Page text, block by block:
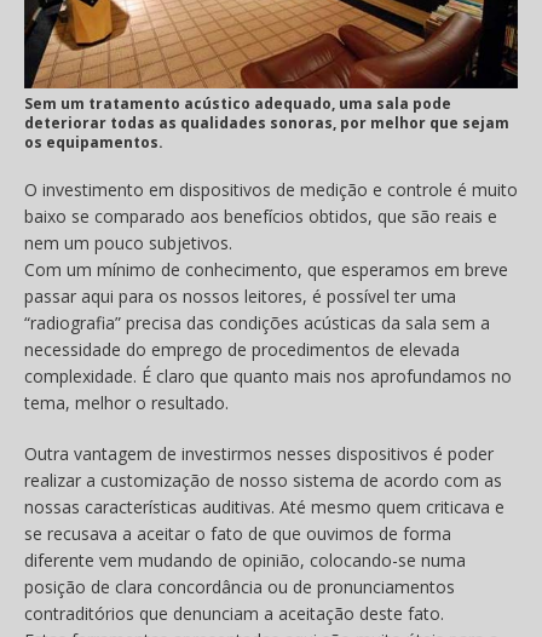
Sem um tratamento acústico adequado, uma sala pode
deteriorar todas as qualidades sonoras, por melhor que sejam
os equipamentos.
O investimento em dispositivos de medição e controle é muito
baixo se comparado aos benefícios obtidos, que são reais e
nem um pouco subjetivos.
Com um mínimo de conhecimento, que esperamos em breve
passar aqui para os nossos leitores, é possível ter uma
“radiografia” precisa das condições acústicas da sala sem a
necessidade do emprego de procedimentos de elevada
complexidade. É claro que quanto mais nos aprofundamos no
tema, melhor o resultado.
Outra vantagem de investirmos nesses dispositivos é poder
realizar a customização de nosso sistema de acordo com as
nossas características auditivas. Até mesmo quem criticava e
se recusava a aceitar o fato de que ouvimos de forma
diferente vem mudando de opinião, colocando-se numa
posição de clara concordância ou de pronunciamentos
contraditórios que denunciam a aceitação deste fato.